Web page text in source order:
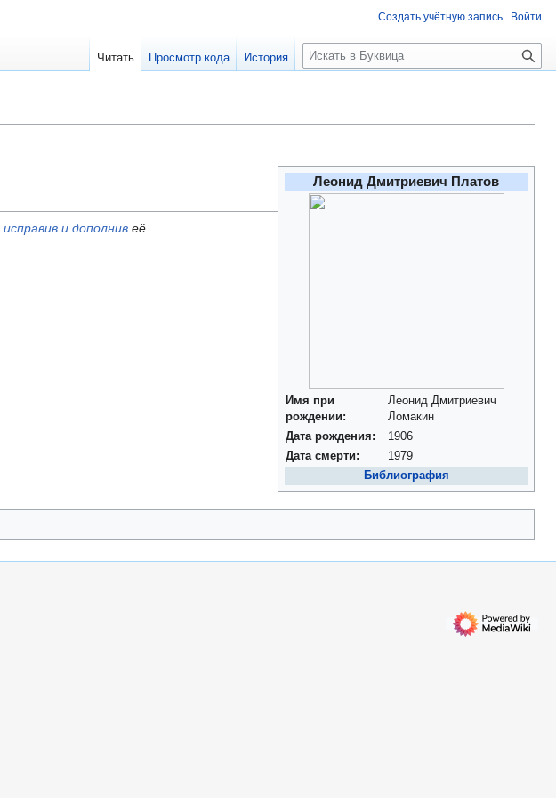
Леонид Дмитриевич Платов
Имя при
рождении:
Леонид Дмитриевич
Ломакин
Дата рождения:
1906
Дата смерти:
1979
Библиография
исправив и дополнив её.
Создать учётную запись Войти
Читать Просмотр кода История
П
о
к